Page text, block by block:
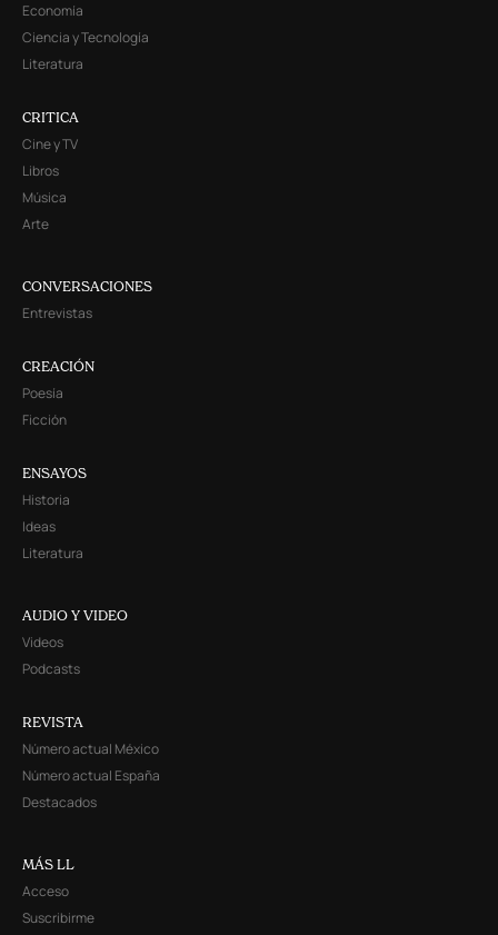
Economía
Ciencia y Tecnología
Literatura
CRITICA
Cine y TV
Libros
Música
Arte
CONVERSACIONES
Entrevistas
CREACIÓN
Poesía
Ficción
ENSAYOS
Historia
Ideas
Literatura
AUDIO Y VIDEO
Videos
Podcasts
REVISTA
Número actual México
Número actual España
Destacados
MÁS LL
Acceso
Suscribirme